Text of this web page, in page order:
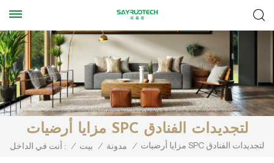
مزايا أرضيات SPC لتجديدات الفنادق
أنت في الداخل : / بيت / مدونة / مزايا أرضيات SPC لتجديدات الفنادق